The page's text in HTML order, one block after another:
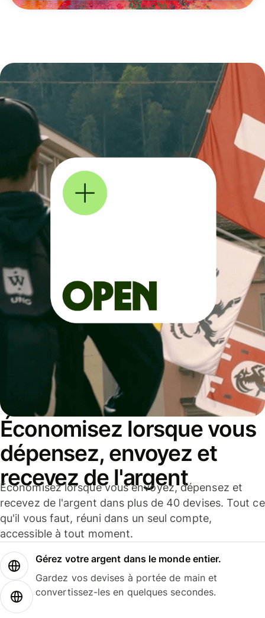
Économisez lorsque vous
dépensez, envoyez et
recevez de l'argent
Économisez lorsque vous envoyez, dépensez et
recevez de l'argent dans plus de 40 devises. Tout ce
qu'il vous faut, réuni dans un seul compte,
accessible à tout moment.
Gérez votre argent dans le monde entier.
Gardez vos devises à portée de main et
convertissez-les en quelques secondes.